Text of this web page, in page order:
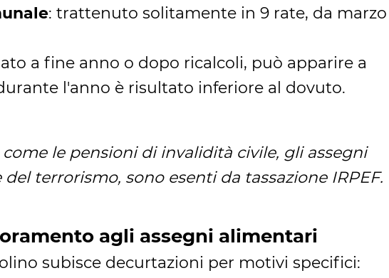
: trattenuto solitamente in 9 rate, da marzo
a fine anno o dopo ricalcoli, può apparire a
l'anno è risultato inferiore al dovuto.
le pensioni di invalidità civile, gli assegni
terrorismo, sono esenti da tassazione IRPEF.
agli assegni alimentari
subisce decurtazioni per motivi specifici: